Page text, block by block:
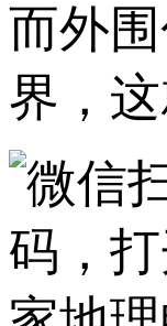
而外
界，